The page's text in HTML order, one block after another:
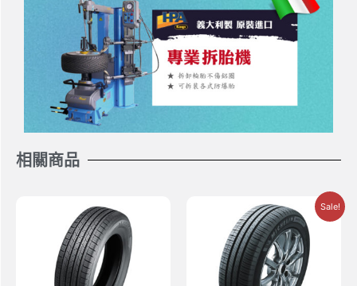
相關商品
Sale!